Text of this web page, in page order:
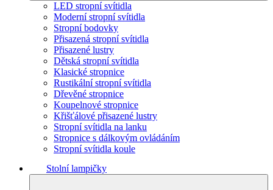
LED stropní svítidla
Moderní stropní svítidla
Stropní bodovky
Přisazená stropní svítidla
Přisazené lustry
Dětská stropní svítidla
Klasické stropnice
Rustikální stropní svítidla
Dřevěné stropnice
Koupelnové stropnice
Křišťálové přisazené lustry
Stropní svítidla na lanku
Stropnice s dálkovým ovládáním
Stropní svítidla koule
Stolní lampičky